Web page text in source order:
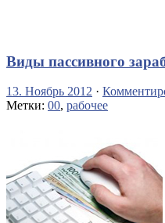
Виды пассивного
13. Ноябрь 2012 ·
Метки: 00, рабочее